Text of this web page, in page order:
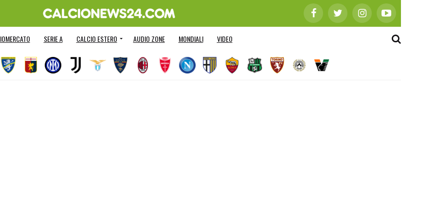
SERIE A CALCIO ESTERO AUDIO ZONE MONDIALI VIDEO